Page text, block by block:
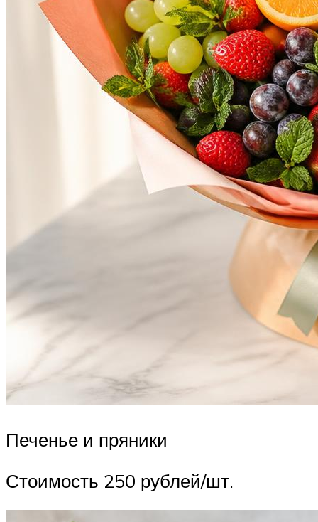
Печенье и пряники
Стоимость 250 рублей/шт.